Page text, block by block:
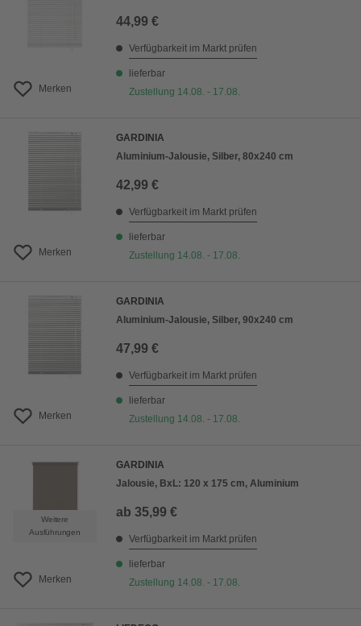
Merken
44,99 €
Verfügbarkeit im Markt prüfen
lieferbar
Zustellung 14.08. - 17.08.
Merken
GARDINIA
Aluminium-Jalousie, Silber, 80x240 cm
42,99 €
Verfügbarkeit im Markt prüfen
lieferbar
Zustellung 14.08. - 17.08.
Merken
GARDINIA
Aluminium-Jalousie, Silber, 90x240 cm
47,99 €
Verfügbarkeit im Markt prüfen
lieferbar
Zustellung 14.08. - 17.08.
Weitere
Ausführungen
Merken
GARDINIA
Jalousie, BxL: 120 x 175 cm, Aluminium
ab 35,99 €
Verfügbarkeit im Markt prüfen
lieferbar
Zustellung 14.08. - 17.08.